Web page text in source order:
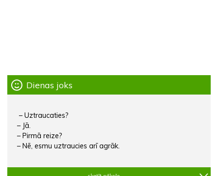
Dienas joks
– Uztraucaties?
– Jā.
– Pirmā reize?
– Nē, esmu uztraucies arī agrāk.